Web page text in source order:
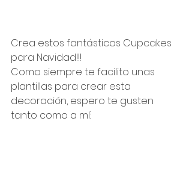
Crea estos fantásticos Cupcakes
para Navidad!!!
Como siempre te facilito unas
plantillas para crear esta
decoración, espero te gusten
tanto como a mí: